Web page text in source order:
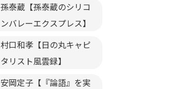
孫泰蔵【孫泰蔵のシリコ
ンバレーエクスプレス】
村口和孝【日の丸キャピ
タリスト風雲録】
安岡定子【『論語』を実